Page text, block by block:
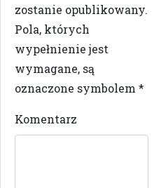
zostanie opublikowany.
Pola, których
wypełnienie jest
wymagane, są
oznaczone symbolem *
Komentarz